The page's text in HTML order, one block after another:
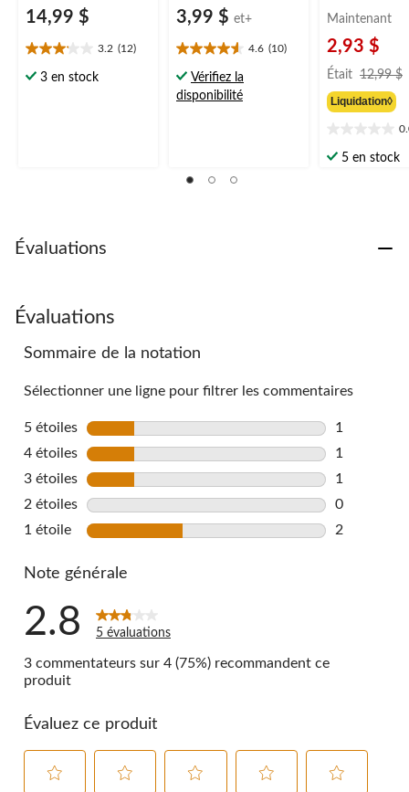
14,99 $
3.2 (12)
3.2
étoile(s)
3 en stock
3,99 $ et+
4.6 (10)
4.6
étoile(s)
sur
Vérifiez la
disponibilité
Maintenant
2,93 $
Était 12,99 $
Liquidation◊
étoile(s)
5 en stock
Évaluations
Évaluations
Sommaire de la notation
Sélectionner une ligne pour filtrer les commentaires
5 étoiles étoiles
1
1
4 étoiles étoiles
1
1
3 étoiles étoiles
1
1
2 étoiles étoiles
0
0
1 étoile étoiles
2
Note générale
2.8 5 évaluations
3 commentateurs sur 4 (75%) recommandent ce
produit
Évaluez ce produit